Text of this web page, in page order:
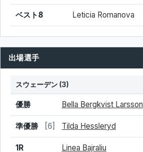
ベスト8 Leticia Romanova
出場選手
スウェーデン (3)
結果 選手名
優勝 Bella Bergkvist Larsson
準優勝 [6] Tilda Hessleryd
1R Linea Bajraliu